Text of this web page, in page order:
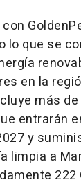
lo que se
en la
más
entrarán
y
limpia a
222